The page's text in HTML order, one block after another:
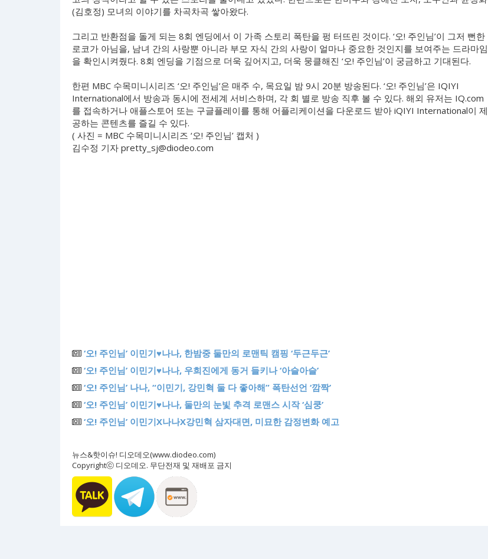
(김호정) 모녀의 이야기를 차곡차곡 쌓아왔다.
그리고 반환점을 돌게 되는 8회 엔딩에서 이 가족 스토리 폭탄을 펑 터뜨린 것이다. ‘오! 주인님’이 그저 뻔한
로코가 아님을, 남녀 간의 사랑뿐 아니라 부모 자식 간의 사랑이 얼마나 중요한 것인지를 보여주는 드라마임
을 확인시켜줬다. 8회 엔딩을 기점으로 더욱 깊어지고, 더욱 뭉클해진 ‘오! 주인님’이 궁금하고 기대된다.
한편 MBC 수목미니시리즈 ‘오! 주인님’은 매주 수, 목요일 밤 9시 20분 방송된다. ‘오! 주인님’은 IQIYI
International에서 방송과 동시에 전세계 서비스하며, 각 회 별로 방송 직후 볼 수 있다. 해외 유저는 IQ.com
를 접속하거나 애플스토어 또는 구글플레이를 통해 어플리케이션을 다운로드 받아 iQIYI International이 제
공하는 콘텐츠를 즐길 수 있다.
( 사진 = MBC 수목미니시리즈 ‘오! 주인님’ 캡처 )
김수정 기자 pretty_sj@diodeo.com
‘오! 주인님’ 이민기♥나나, 한밤중 둘만의 로맨틱 캠핑 ‘두근두근’
‘오! 주인님’ 이민기♥나나, 우희진에게 동거 들키나 ‘아슬아슬’
‘오! 주인님’ 나나, “이민기, 강민혁 둘 다 좋아해” 폭탄선언 ‘깜짝’
‘오! 주인님’ 이민기♥나나, 둘만의 눈빛 추격 로맨스 시작 ‘심쿵’
‘오! 주인님’ 이민기X나나X강민혁 삼자대면, 미묘한 감정변화 예고
뉴스&핫이슈! 디오데오(www.diodeo.com)
Copyrightⓒ 디오데오. 무단전재 및 재배포 금지